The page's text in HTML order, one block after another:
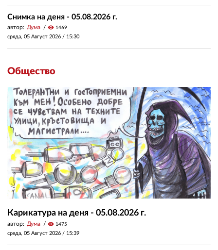
Снимка на деня - 05.08.2026 г.
автор: Дума visibility 1469
сряда, 05 Август 2026 / 15:30
Общество
Карикатура на деня - 05.08.2026 г.
автор: Дума visibility 1475
сряда, 05 Август 2026 / 15:39